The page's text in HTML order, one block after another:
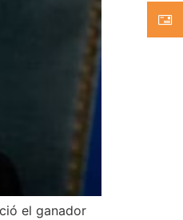
el ganador